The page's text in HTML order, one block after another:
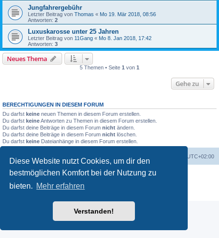
Diese Website nutzt Cookies, um dir den
bestmöglichen Komfort bei der Nutzung zu
bieten. Mehr erfahren
Verstanden!
Jungfahrergebühr
Letzter Beitrag von Thomas « Mo 19. Mär 2018, 08:56
Antworten: 2
Luxuskarosse unter 25 Jahren
Letzter Beitrag von 11Gang « Mo 8. Jan 2018, 17:42
Antworten: 3
Neues Thema
5 Themen • Seite 1 von 1
Gehe zu
BERECHTIGUNGEN IN DIESEM FORUM
Du darfst keine neuen Themen in diesem Forum erstellen.
Du darfst keineAntworten zu Themen in diesem Forum erstellen.
Du darfst deine Beiträge in diesem Forum nicht ändern.
Du darfst deine Beiträge in diesem Forum nicht löschen.
Du darfst keine Dateianhänge in diesem Forum erstellen.
UTC+02:00
Powered byphpBB ® Forum Software © phpBB Limited
Deutsche Übersetzung durch
Datenschutz